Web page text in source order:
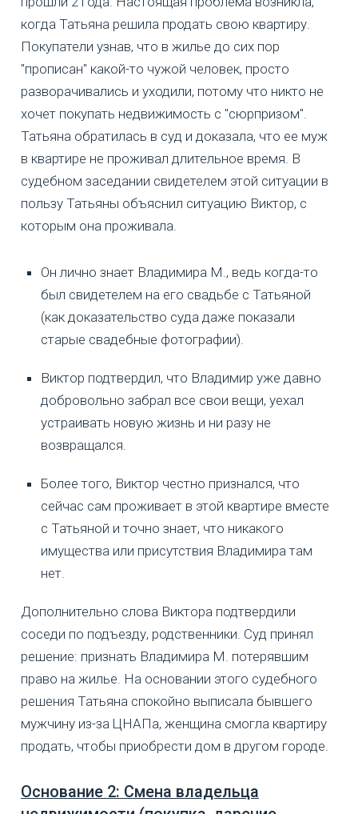
когда Татьяна решила продать свою квартиру.
Покупатели узнав, что в жилье до сих пор
"прописан" какой-то чужой человек, просто
разворачивались и уходили, потому что никто не
хочет покупать недвижимость с "сюрпризом".
Татьяна обратилась в суд и доказала, что ее муж
в квартире не проживал длительное время. В
судебном заседании свидетелем этой ситуации в
пользу Татьяны объяснил ситуацию Виктор, с
которым она проживала.
Он лично знает Владимира М., ведь когда-то
был свидетелем на его свадьбе с Татьяной
(как доказательство суда даже показали
старые свадебные фотографии).
Виктор подтвердил, что Владимир уже давно
добровольно забрал все свои вещи, уехал
устраивать новую жизнь и ни разу не
возвращался.
Более того, Виктор честно признался, что
сейчас сам проживает в этой квартире вместе
с Татьяной и точно знает, что никакого
имущества или присутствия Владимира там
нет.
Дополнительно слова Виктора подтвердили
соседи по подъезду, родственники. Суд принял
решение: признать Владимира М. потерявшим
право на жилье. На основании этого судебного
решения Татьяна спокойно выписала бывшего
мужчину из-за ЦНАПа, женщина смогла квартиру
продать, чтобы приобрести дом в другом городе.
Основание 2: Смена владельца